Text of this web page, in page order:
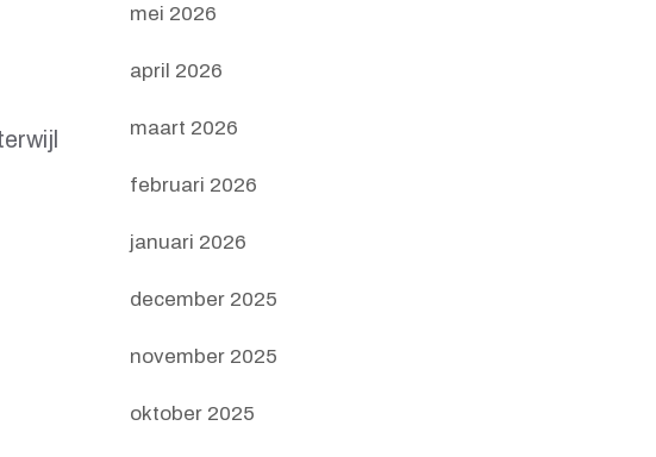
mei 2026
april 2026
maart 2026
februari 2026
januari 2026
december 2025
november 2025
oktober 2025